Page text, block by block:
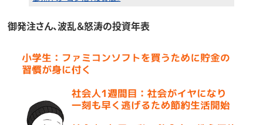
御発注さん、波乱＆怒涛の投資年表